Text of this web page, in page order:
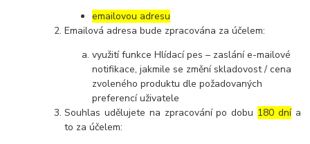
emailovou adresu
Emailová adresa bude zpracována za účelem:
využití funkce Hlídací pes – zaslání e-mailové
notifikace, jakmile se změní skladovost / cena
zvoleného produktu dle požadovaných
preferencí uživatele
Souhlas udělujete na zpracování po dobu 180 dnía
to za účelem: